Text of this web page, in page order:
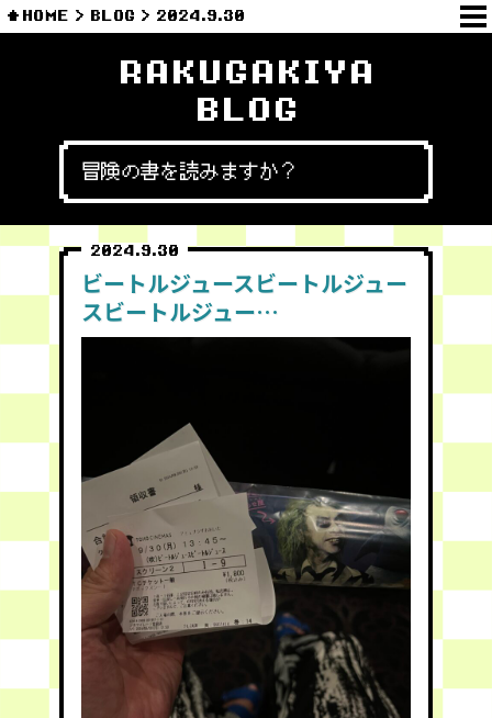
HOME BLOG 2024.9.30
RAKUGAKIYA
BLOG
冒険の書を読みますか？
2024.9.30
ビートルジュースビートルジュー
スビートルジュー…